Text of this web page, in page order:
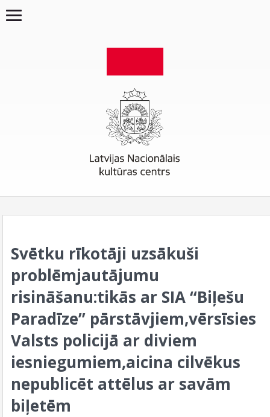
Svētku rīkotāji uzsākuši
problēmjautājumu
risināšanu:tikās ar SIA “Biļešu
Paradīze” pārstāvjiem,vērsīsies
Valsts policijā ar diviem
iesniegumiem,aicina cilvēkus
nepublicēt attēlus ar savām
biļetēm